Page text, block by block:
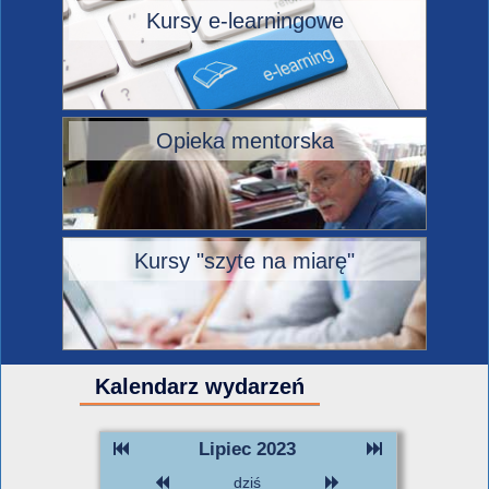
Kursy e-learningowe
Opieka mentorska
Kursy "szyte na miarę"
Kalendarz wydarzeń
Lipiec 2023
dziś